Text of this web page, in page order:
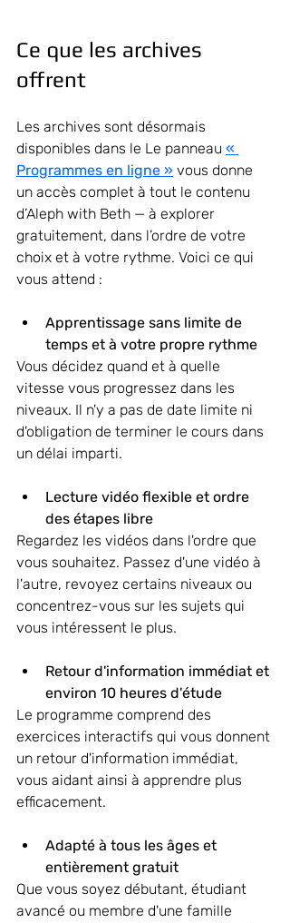
Ce que les archives
offrent
Les archives sont désormais
disponibles dans le Le panneau «
Programmes en ligne » vous donne
un accès complet à tout le contenu
d’Aleph with Beth — à explorer
gratuitement, dans l’ordre de votre
choix et à votre rythme. Voici ce qui
vous attend :
Apprentissage sans limite de
temps et à votre propre rythme
Vous décidez quand et à quelle
vitesse vous progressez dans les
niveaux. Il n'y a pas de date limite ni
d'obligation de terminer le cours dans
un délai imparti.
Lecture vidéo flexible et ordre
des étapes libre
Regardez les vidéos dans l'ordre que
vous souhaitez. Passez d'une vidéo à
l'autre, revoyez certains niveaux ou
concentrez-vous sur les sujets qui
vous intéressent le plus.
Retour d'information immédiat et
environ 10 heures d'étude
Le programme comprend des
exercices interactifs qui vous donnent
un retour d'information immédiat,
vous aidant ainsi à apprendre plus
efficacement.
Adapté à tous les âges et
entièrement gratuit
Que vous soyez débutant, étudiant
avancé ou membre d'une famille